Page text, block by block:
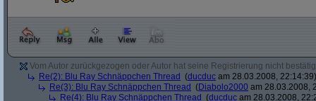
Vom Autor zurückgezogen oder Autor hat seine Registrierung nicht
Re(2): Blu Ray Schnäppchen Thread (ducduc am 28.03.2008, 22:14:39)
Re(3): Blu Ray Schnäppchen Thread (Diabolo2000 am 28.03.2008,
Re(4): Blu Ray Schnäppchen Thread (ducduc am 28.03.2008,